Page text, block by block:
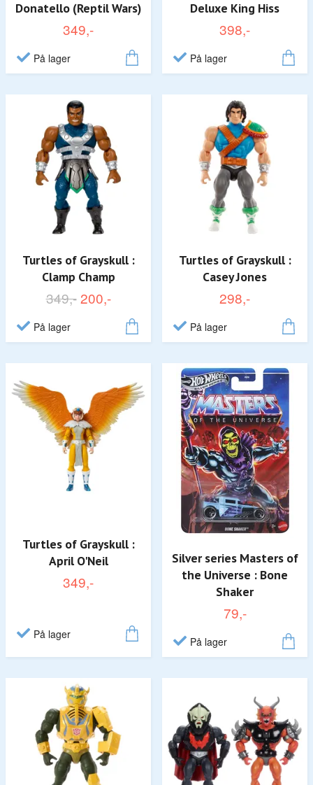
Donatello (Reptil Wars)
349,-
På lager
Deluxe King Hiss
398,-
På lager
Turtles of Grayskull :
Clamp Champ
349,- 200,-
På lager
Turtles of Grayskull :
Casey Jones
298,-
På lager
Turtles of Grayskull :
April O'Neil
349,-
På lager
Silver series Masters of
the Universe : Bone
Shaker
79,-
På lager